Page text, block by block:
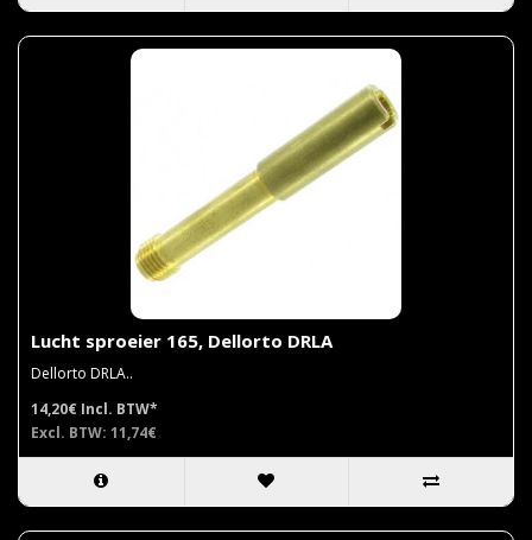
Lucht sproeier 165, Dellorto DRLA
Dellorto DRLA..
14,20€ Incl. BTW*
Excl. BTW: 11,74€